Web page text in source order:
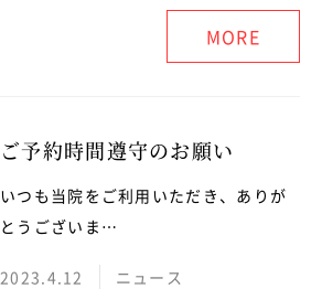
MORE
ご予約時間遵守のお願い
いつも当院をご利用いただき、ありが
とうございま…
2023.4.12 ニュース